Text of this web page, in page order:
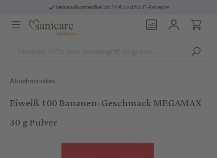
versandkostenfreiab 29 € und für E-Rezepte
Abnehmshakes
Eiweiß 100 Bananen-Geschmack MEGAMAX
30 g Pulver